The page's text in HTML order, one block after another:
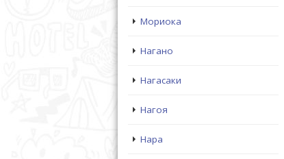
Мориока
Нагано
Нагасаки
Нагоя
Нара